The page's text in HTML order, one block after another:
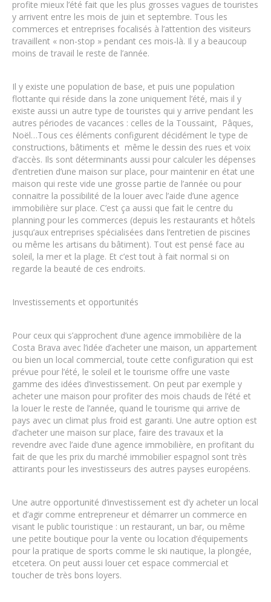
profite mieux l’été fait que les plus grosses vagues de touristes
y arrivent entre les mois de juin et septembre. Tous les
commerces et entreprises focalisés à l’attention des visiteurs
travaillent « non-stop » pendant ces mois-là. Il y a beaucoup
moins de travail le reste de l’année.
Il y existe une population de base, et puis une population
flottante qui réside dans la zone uniquement l’été, mais il y
existe aussi un autre type de touristes qui y arrive pendant les
autres périodes de vacances : celles de la Toussaint, Pâques,
Noël…Tous ces éléments configurent décidément le type de
constructions, bâtiments et même le dessin des rues et voix
d’accès. Ils sont déterminants aussi pour calculer les dépenses
d’entretien d’une maison sur place, pour maintenir en état une
maison qui reste vide une grosse partie de l’année ou pour
connaitre la possibilité de la louer avec l’aide d’une agence
immobilière sur place. C’est ça aussi que fait le centre du
planning pour les commerces (depuis les restaurants et hôtels
jusqu’aux entreprises spécialisées dans l’entretien de piscines
ou même les artisans du bâtiment). Tout est pensé face au
soleil, la mer et la plage. Et c’est tout à fait normal si on
regarde la beauté de ces endroits.
Investissements et opportunités
Pour ceux qui s’approchent d’une agence immobilière de la
Costa Brava avec l’idée d’acheter une maison, un appartement
ou bien un local commercial, toute cette configuration qui est
prévue pour l’été, le soleil et le tourisme offre une vaste
gamme des idées d’investissement. On peut par exemple y
acheter une maison pour profiter des mois chauds de l’été et
la louer le reste de l’année, quand le tourisme qui arrive de
pays avec un climat plus froid est garanti. Une autre option est
d’acheter une maison sur place, faire des travaux et la
revendre avec l’aide d’une agence immobilière, en profitant du
fait de que les prix du marché immobilier espagnol sont très
attirants pour les investisseurs des autres payses européens.
Une autre opportunité d’investissement est d’y acheter un local
et d’agir comme entrepreneur et démarrer un commerce en
visant le public touristique : un restaurant, un bar, ou même
une petite boutique pour la vente ou location d’équipements
pour la pratique de sports comme le ski nautique, la plongée,
etcetera. On peut aussi louer cet espace commercial et
toucher de très bons loyers.